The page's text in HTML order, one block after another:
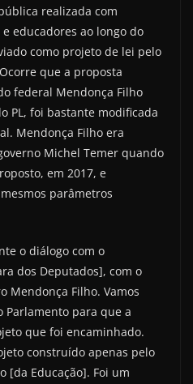
realizada com
educadores ao longo do
como projeto de lei pelo
que a proposta
federal Mendonça Filho
PL, foi bastante modificada
Mendonça Filho era
Michel Temer quando
em 2017, e
parâmetros
o diálogo com o
dos Deputados], com o
Mendonça Filho. Vamos
Parlamento para que a
que foi encaminhado.
construído apenas pelo
[da Educação]. Foi um